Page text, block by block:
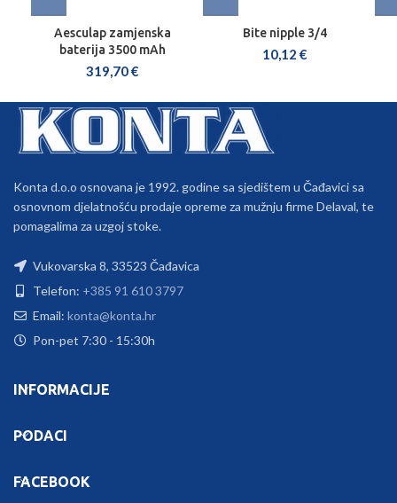
Aesculap zamjenska
baterija 3500 mAh
319,70€
Bite nipple 3/4
10,12 €
Konta d.o.o osnovana je 1992. godine sa sjedištem u Čađavici sa
osnovnom djelatnošću prodaje opreme za mužnju firme Delaval, te
pomagalima za uzgoj stoke.
Vukovarska 8, 33523 Čađavica
Telefon: +385 91 610 3797
Email: konta@konta.hr
Pon-pet 7:30 - 15:30h
INFORMACIJE
PODACI
FACEBOOK